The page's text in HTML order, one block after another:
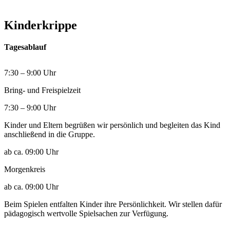
Kinderkrippe
Tagesablauf
7:30 – 9:00 Uhr
Bring- und Freispielzeit
7:30 – 9:00 Uhr
Kinder und Eltern begrüßen wir persönlich und begleiten das Kind
anschließend in die Gruppe.
ab ca. 09:00 Uhr
Morgenkreis
ab ca. 09:00 Uhr
Beim Spielen entfalten Kinder ihre Persönlichkeit. Wir stellen dafür
pädagogisch wertvolle Spielsachen zur Verfügung.